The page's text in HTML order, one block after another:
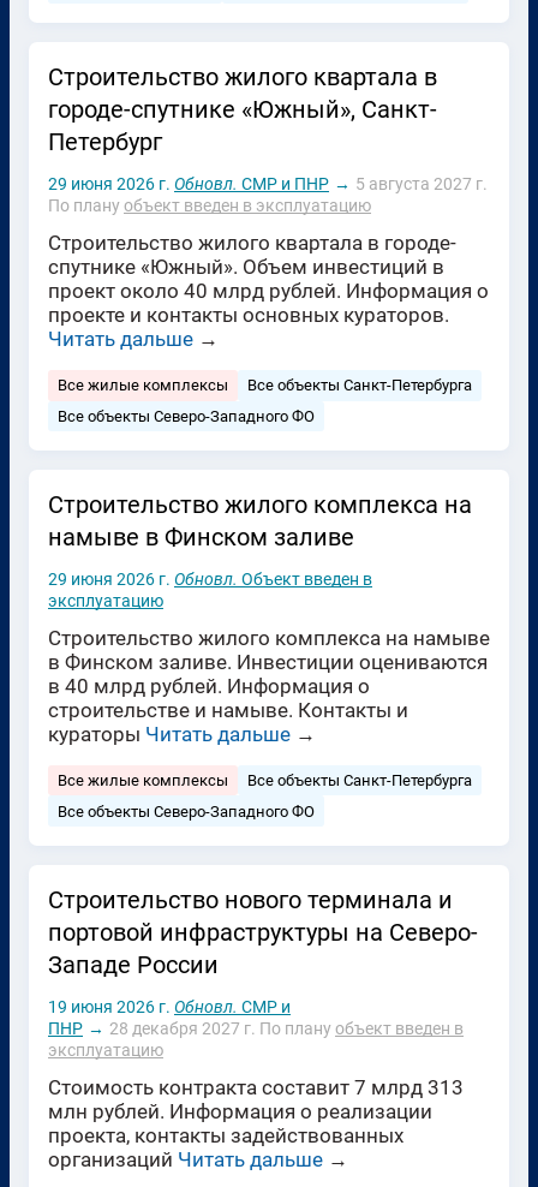
Строительство жилого квартала в
городе-спутнике «Южный», Санкт-
Петербург
29 июня 2026 г. Обновл. СМР и ПНР → 5 августа 2027 г.
По плануобъект введен в эксплуатацию
Строительство жилого квартала в городе-
спутнике «Южный». Объем инвестиций в
проект около 40 млрд рублей. Информация о
проекте и контакты основных кураторов.
Читать дальше →
Все жилые комплексы
Все объекты Санкт-Петербурга
Все объекты Северо-Западного ФО
Строительство жилого комплекса на
намыве в Финском заливе
29 июня 2026 г. Обновл. Объект введен в
эксплуатацию
Строительство жилого комплекса на намыве
в Финском заливе. Инвестиции оцениваются
в 40 млрд рублей. Информация о
строительстве и намыве. Контакты и
кураторы Читать дальше →
Все жилые комплексы
Все объекты Санкт-Петербурга
Все объекты Северо-Западного ФО
Строительство нового терминала и
портовой инфраструктуры на Северо-
Западе России
19 июня 2026 г. Обновл. СМР и
ПНР → 28 декабря 2027 г. По плануобъект введен в
эксплуатацию
Стоимость контракта составит 7 млрд 313
млн рублей. Информация о реализации
проекта, контакты задействованных
организаций Читать дальше →